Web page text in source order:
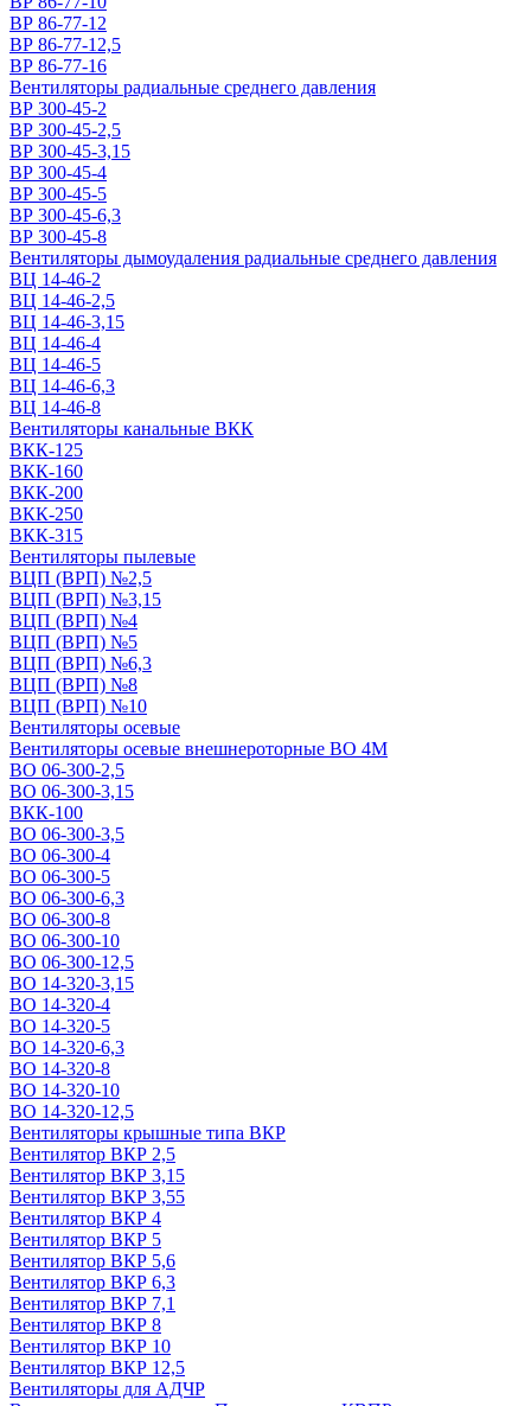
ВР 86-77-12
ВР 86-77-12,5
ВР 86-77-16
Вентиляторы радиальные среднего давления
ВР 300-45-2
ВР 300-45-2,5
ВР 300-45-3,15
ВР 300-45-4
ВР 300-45-5
ВР 300-45-6,3
ВР 300-45-8
Вентиляторы дымоудаления радиальные среднего давления
ВЦ 14-46-2
ВЦ 14-46-2,5
ВЦ 14-46-3,15
ВЦ 14-46-4
ВЦ 14-46-5
ВЦ 14-46-6,3
ВЦ 14-46-8
Вентиляторы канальные ВКК
ВКК-125
ВКК-160
ВКК-200
ВКК-250
ВКК-315
Вентиляторы пылевые
ВЦП (ВРП) №2,5
ВЦП (ВРП) №3,15
ВЦП (ВРП) №4
ВЦП (ВРП) №5
ВЦП (ВРП) №6,3
ВЦП (ВРП) №8
ВЦП (ВРП) №10
Вентиляторы осевые
Вентиляторы осевые внешнероторные ВО 4М
ВО 06-300-2,5
ВО 06-300-3,15
ВКК-100
ВО 06-300-3,5
ВО 06-300-4
ВО 06-300-5
ВО 06-300-6,3
ВО 06-300-8
ВО 06-300-10
ВО 06-300-12,5
ВО 14-320-3,15
ВО 14-320-4
ВО 14-320-5
ВО 14-320-6,3
ВО 14-320-8
ВО 14-320-10
ВО 14-320-12,5
Вентиляторы крышные типа ВКР
Вентилятор ВКР 2,5
Вентилятор ВКР 3,15
Вентилятор ВКР 3,55
Вентилятор ВКР 4
Вентилятор ВКР 5
Вентилятор ВКР 5,6
Вентилятор ВКР 6,3
Вентилятор ВКР 7,1
Вентилятор ВКР 8
Вентилятор ВКР 10
Вентилятор ВКР 12,5
Вентиляторы для АДЧР